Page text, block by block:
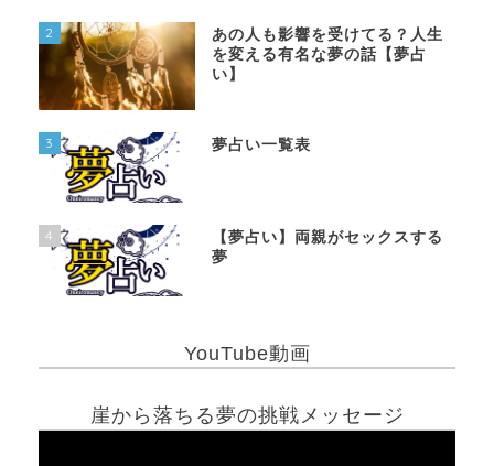
2
あの人も影響を受けてる？人生
を変える有名な夢の話【夢占
い】
3 夢占い一覧表
4
【夢占い】両親がセックスする
夢
YouTube動画
崖から落ちる夢の挑戦メッセージ